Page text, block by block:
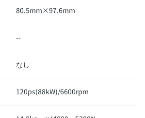
80.5mm×97.6mm
--
なし
120ps(88kW)/6600rpm